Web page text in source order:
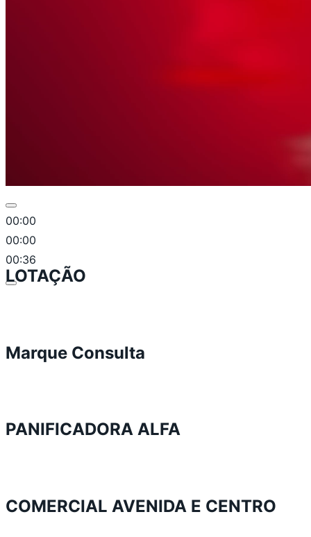
00:00
00:00
00:36
LOTAÇÃO
Marque Consulta
PANIFICADORA ALFA
COMERCIAL AVENIDA E CENTRO